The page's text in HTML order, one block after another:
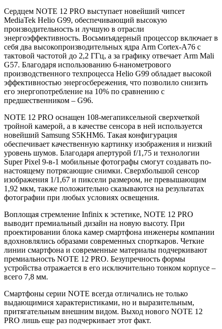
Сердцем NOTE 12 PRO выступает новейший чипсет
MediaTek Helio G99, обеспечивающий высокую
производительность и лучшую в отрасли
энергоэффективность. Восьмиъядерный процессор включает в
себя два высокопроизводительных ядра Arm Cortex-A76 с
тактовой частотой до 2,2 ГГц, а за графику отвечает Arm Mali
G57. Благодаря использованию 6-нанометрового
производственного техпроцесса Helio G99 обладает высокой
эффективностью энергосбережения, что позволило снизить
его энергопотребление на 10% по сравнению с
предшественником – G96.
NOTE 12 PRO оснащен 108-мегапиксельной сверхчеткой
тройной камерой, а в качестве сенсора в ней используется
новейший Samsung S5KHM6. Такая конфигурация
обеспечивает качественную картинку изображения и низкий
уровень шумов. Благодаря апертурой f/1,75 и технологии
Super Pixel 9-в-1 мобильные фотографы смогут создавать по-
настоящему потрясающие снимки. Сверхбольшой сенсор
изображения 1/1,67 и пиксели размером, не превышающим
1,92 мкм, также положительно сказываются на результатах
фотографии при любых условиях освещения.
Воплощая стремление Infinix к эстетике, NOTE 12 PRO
выводит премиальный дизайн на новую высоту. При
проектировании блока камер смартфона инженеры компании
вдохновлялись образами современных спорткаров. Четкие
линии смартфона и современные материалы подчеркивают
премиальность NOTE 12 PRO. Безупречность формы
устройства отражается в его исключительно тонком корпусе –
всего 7,8 мм.
Смартфоны серии NOTE всегда отличались не только
выдающимися характеристиками, но и выразительным,
притягательным внешним видом. Выход нового NOTE 12
PRO лишь еще раз подчеркивает этот факт.